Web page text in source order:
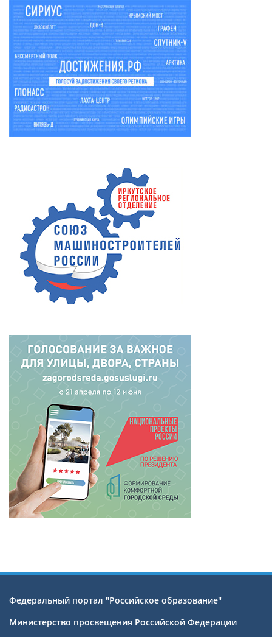
Федеральный портал "Российское образование"
Министерство просвещения Российской Федерации